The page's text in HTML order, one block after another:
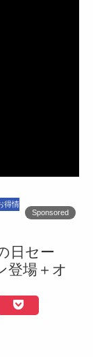
得情
Sponsored
日セー
登場＋オ